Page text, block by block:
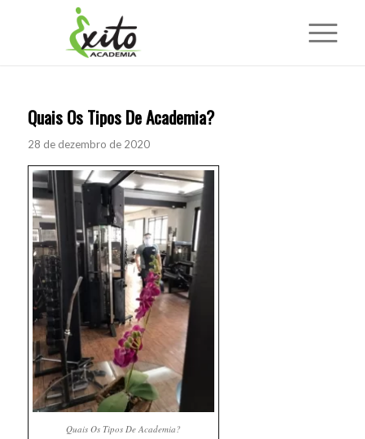
Quais Os Tipos De Academia?
28 de dezembro de 2020
Quais Os Tipos De Academia?